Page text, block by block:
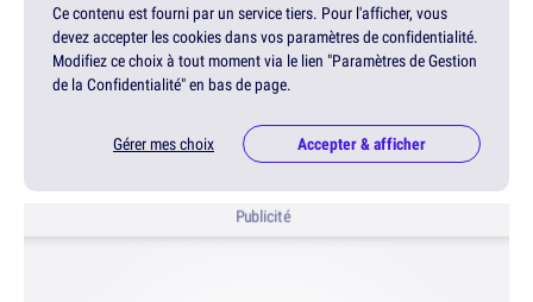
Ce contenu est fourni par un service tiers. Pour l'afficher, vous
devez accepter les cookies dans vos paramètres de confidentialité.
Modifiez ce choix à tout moment via le lien "Paramètres de Gestion
de la Confidentialité" en bas de page.
Gérer mes choix Accepter & afficher
Publicité